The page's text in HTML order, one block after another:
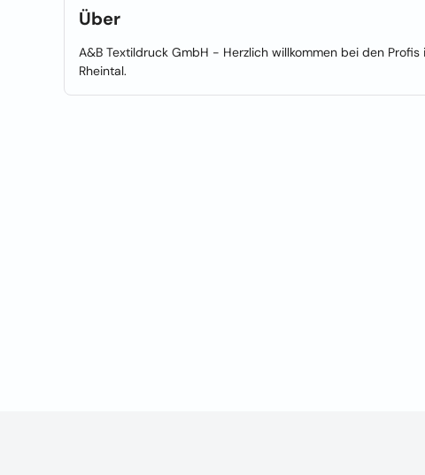
Über
A&B Textildruck GmbH - Herzlich willkommen bei den
Rheintal.